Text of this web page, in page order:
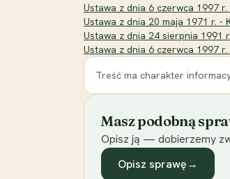
Ustawa z dnia 6 czerwca 1997
Ustawa z dnia 20 maja 1971 r. -
Ustawa z dnia 24 sierpnia
Ustawa z dnia 6 czerwca 1997
Treść ma charakter
Masz podobną
Opisz ją — dobierzemy
Opisz sprawę→